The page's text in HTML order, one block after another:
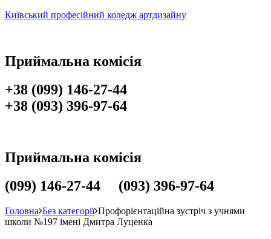
Київський професійний коледж артдизайну
Приймальна комісія
+38 (099) 146-27-44
+38 (093) 396-97-64
Приймальна комісія
(099) 146-27-44 (093) 396-97-64
Головна Без категорії Профорієнтаційна зустріч з учнями
школи №197 імені Дмитра Луценка